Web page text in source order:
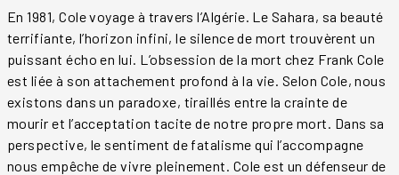
En 1981, Cole voyage à travers l’Algérie. Le Sahara, sa beauté
terrifiante, l’horizon infini, le silence de mort trouvèrent un
puissant écho en lui. L’obsession de la mort chez Frank Cole
est liée à son attachement profond à la vie. Selon Cole, nous
existons dans un paradoxe, tiraillés entre la crainte de
mourir et l’acceptation tacite de notre propre mort. Dans sa
perspective, le sentiment de fatalisme qui l’accompagne
nous empêche de vivre pleinement. Cole est un défenseur de